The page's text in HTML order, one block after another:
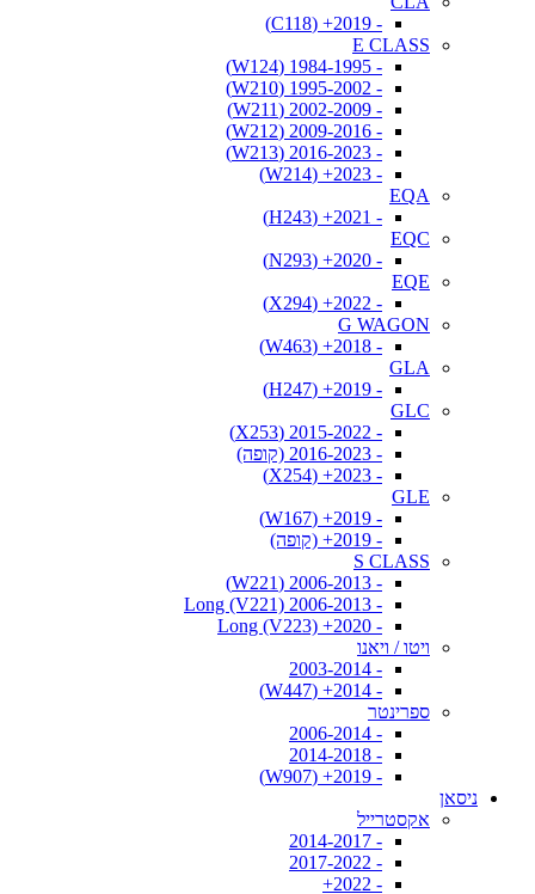
- 2019+ (C118)
E CLASS
- 1984-1995 (W124)
- 1995-2002 (W210)
- 2002-2009 (W211)
- 2009-2016 (W212)
- 2016-2023 (W213)
- 2023+ (W214)
EQA
- 2021+ (H243)
EQC
- 2020+ (N293)
EQE
- 2022+ (X294)
G WAGON
- 2018+ (W463)
GLA
- 2019+ (H247)
GLC
- 2015-2022 (X253)
- 2016-2023 (קופה)
- 2023+ (X254)
GLE
- 2019+ (W167)
- 2019+ (קופה)
S CLASS
- 2006-2013 (W221)
- 2006-2013 Long (V221)
- 2020+ Long (V223)
ויטו / ויאנו
- 2003-2014
- 2014+ (W447)
ספרינטר
- 2006-2014
- 2014-2018
- 2019+ (W907)
ניסאן
אקסטרייל
- 2014-2017
- 2017-2022
- 2022+